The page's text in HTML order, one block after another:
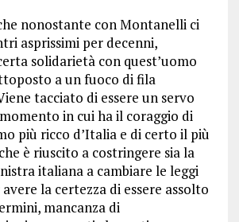
nonostante con Montanelli ci
asprissimi per decenni,
solidarietà con quest’uomo
a un fuoco di fila
tacciato di essere un servo
in cui ha il coraggio di
più ricco d’Italia e di certo il più
è riuscito a costringere sia la
italiana a cambiare le leggi
la certezza di essere assolto
mancanza di